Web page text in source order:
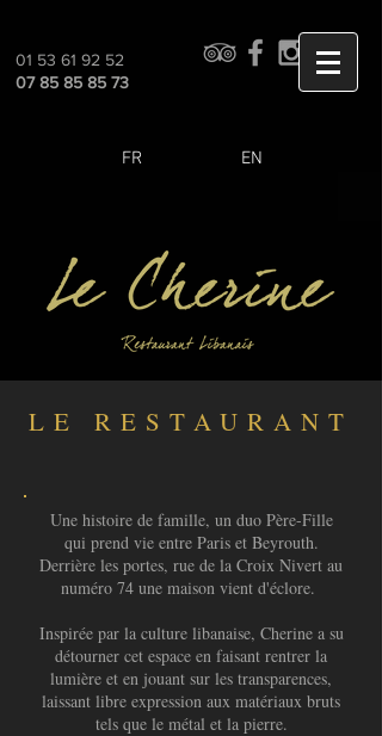
01 53 61 92 52
07 85 85 85 73
FR EN
LE RESTAURANT
Une histoire de famille, un duo Père-Fille
qui prend vie entre Paris et Beyrouth.
Derrière les portes, rue de la Croix Nivert au
numéro 74 une maison vient d'éclore.
Inspirée par la culture libanaise, Cherine a su
détourner cet espace en faisant rentrer la
lumière et en jouant sur les transparences,
laissant libre expression aux matériaux bruts
tels que le métal et la pierre.